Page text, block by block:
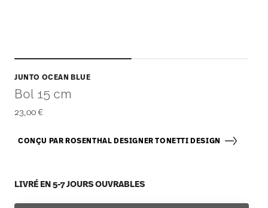
JUNTO OCEAN BLUE
Bol 15 cm
23,00 €
CONÇU PAR ROSENTHAL DESIGNER TONETTI DESIGN
LIVRÉ EN 5-7 JOURS OUVRABLES